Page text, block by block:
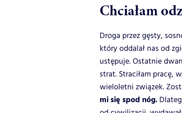
Chciałam
Droga przez gęsty,
który oddalał nas od
ustępuje. Ostatnie
strat. Straciłam pracę,
wieloletni związek.
mi się spod nóg.